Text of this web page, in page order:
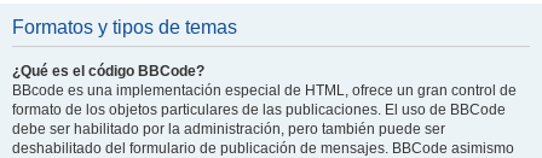
Formatos y tipos de temas
¿Qué es el código BBCode?
BBcode es una implementación especial de HTML, ofrece un gran control de
formato de los objetos particulares de las publicaciones. El uso de BBCode
debe ser habilitado por la administración, pero también puede ser
deshabilitado del formulario de publicación de mensajes. BBCode asimismo